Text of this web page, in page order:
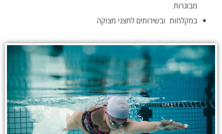
מבוגרות
במקלחות ובשירותים לחצני מצוקה